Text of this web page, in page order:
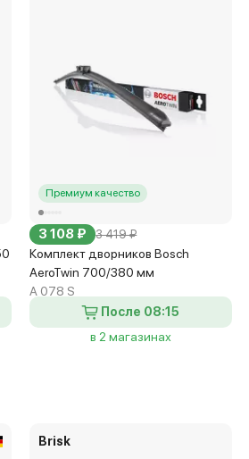
Премиум качество
3 108 ₽ 3 419 ₽
Комплект дворников Bosch
AeroTwin 700/380 мм
A 078 S
После 08:15
в 2 магазинах
Brisk